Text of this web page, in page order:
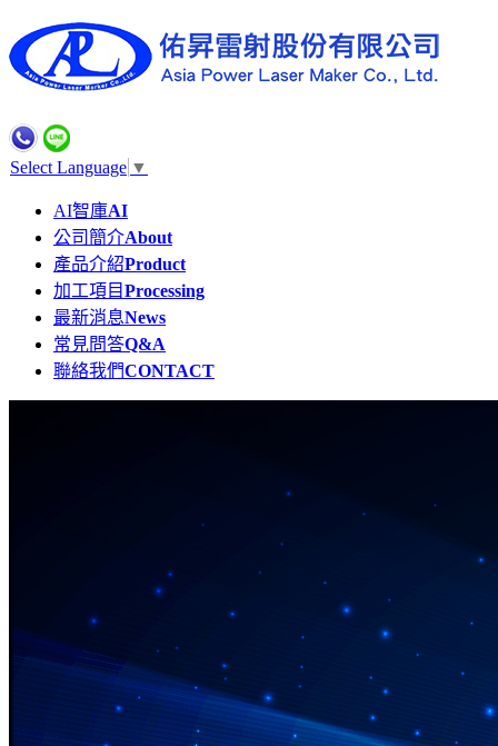
Select Language ▼
AI智庫AI
公司簡介About
產品介紹Product
加工項目Processing
最新消息News
常見問答Q&A
聯絡我們CONTACT